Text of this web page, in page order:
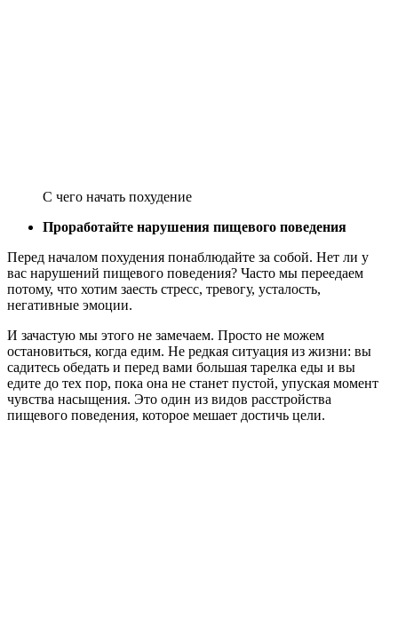
С чего начать похудение
Проработайте нарушения пищевого поведения
Перед началом похудения понаблюдайте за собой. Нет ли у
вас нарушений пищевого поведения? Часто мы переедаем
потому, что хотим заесть стресс, тревогу, усталость,
негативные эмоции.
И зачастую мы этого не замечаем. Просто не можем
остановиться, когда едим. Не редкая ситуация из жизни: вы
садитесь обедать и перед вами большая тарелка еды и вы
едите до тех пор, пока она не станет пустой, упуская момент
чувства насыщения. Это один из видов расстройства
пищевого поведения, которое мешает достичь цели.